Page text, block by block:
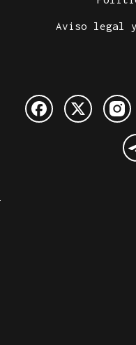
Aviso legal